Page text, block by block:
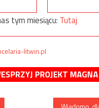
tym miesiącu: Tutaj
litwin.pl
PROJEKT